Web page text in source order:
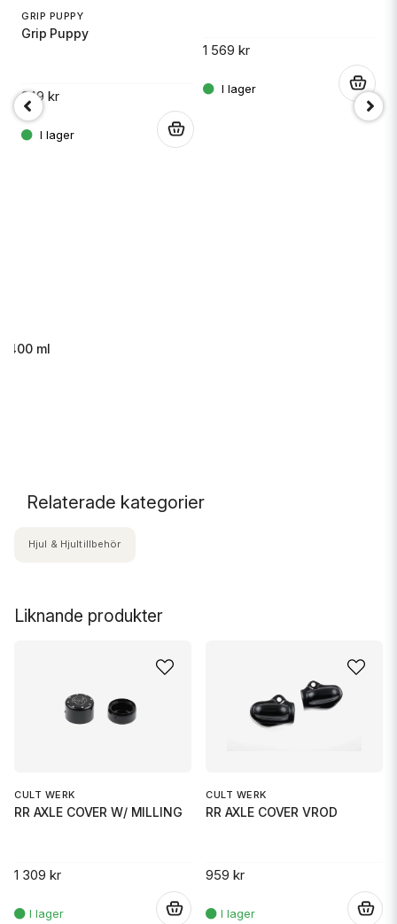
400 ml
GRIP PUPPY
Grip Puppy
249 kr
1 569 kr
Liknande produkter
CULT WERK
RR AXLE COVER W/ MILLING
1 309 kr
CULT WERK
RR AXLE COVER VROD
959 kr
Relaterade kategorier
Hjul & Hjultillbehör